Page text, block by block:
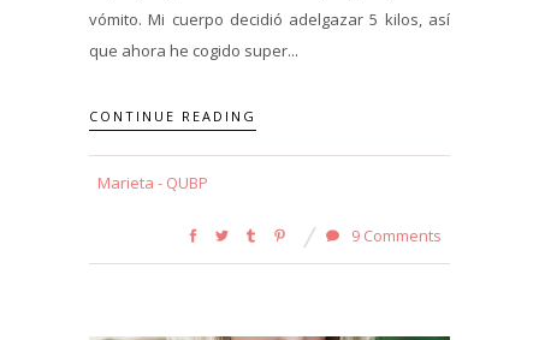
vómito. Mi cuerpo decidió adelgazar 5 kilos, así
que ahora he cogido super...
CONTINUE READING
Marieta - QUBP
9 Comments